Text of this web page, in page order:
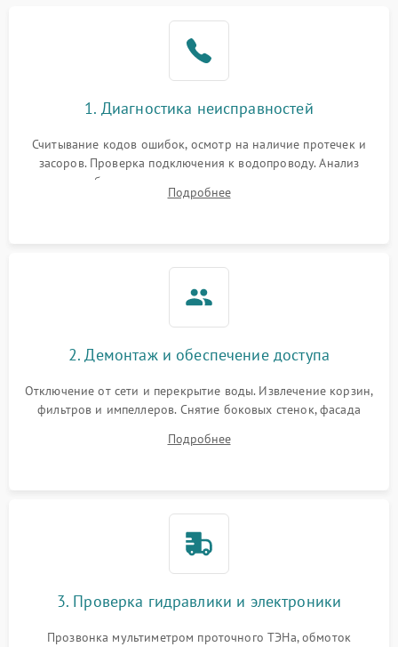
1. Диагностика неисправностей
Считывание кодов ошибок, осмотр на наличие протечек и
засоров. Проверка подключения к водопроводу. Анализ
жалоб на отсутствие слива, нагрева, вращения
разбрызгивателей или срабатывание системы защиты
Подробнее
2. Демонтаж и обеспечение доступа
Отключение от сети и перекрытие воды. Извлечение корзин,
фильтров и импеллеров. Снятие боковых стенок, фасада
циркуляционному насосу, ТЭНу и сливной помпе.
Подробнее
3. Проверка гидравлики и электроники
Прозвонка мультиметром проточного ТЭНа, обмоток